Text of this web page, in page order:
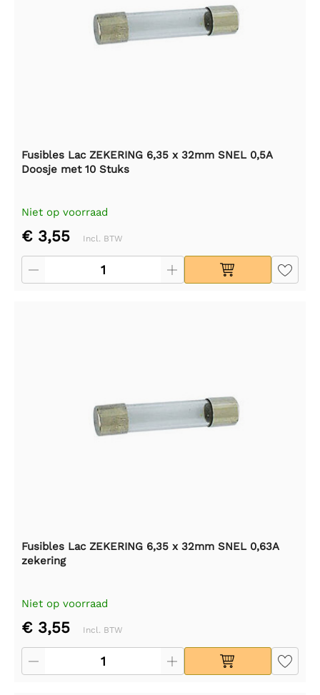
Fusibles Lac ZEKERING 6,35 x 32mm SNEL 0,5A
Doosje met 10 Stuks
Niet op voorraad
€ 3,55 Incl. BTW
Fusibles Lac ZEKERING 6,35 x 32mm SNEL 0,63A
zekering
Niet op voorraad
€ 3,55 Incl. BTW